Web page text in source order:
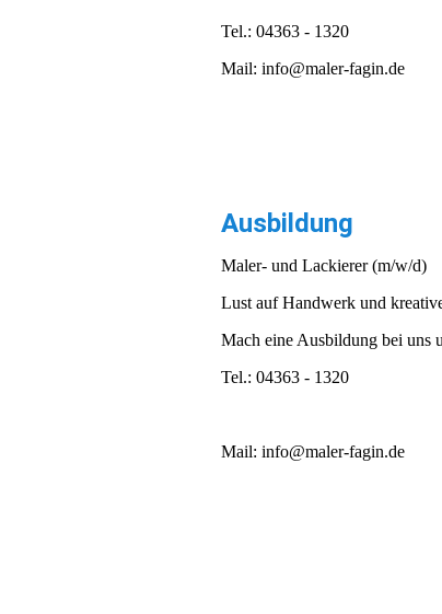
Tel.: 04363 - 1320
Mail: info@maler-fagin.de
Ausbildung
Maler- und Lackierer (m/w/d)
Lust auf Handwerk und
Mach eine Ausbildung bei uns
Tel.: 04363 - 1320
Mail: info@maler-fagin.de